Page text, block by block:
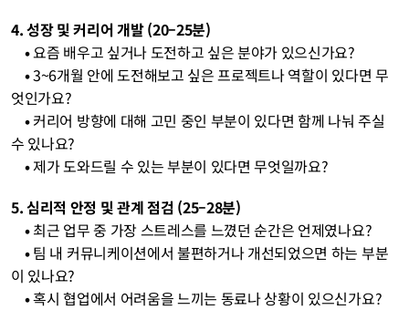
4. 성장 및 커리어 개발 (20–25분)
    •
요즘 배우고 싶거나 도전하고 싶은 분야가 있으신가요?
    •
3~6개월 안에 도전해보고 싶은 프로젝트나 역할이 있다면 무
엇인가요?
    •
커리어 방향에 대해 고민 중인 부분이 있다면 함께 나눠 주실
수 있나요?
    •
제가 도와드릴 수 있는 부분이 있다면 무엇일까요?
5. 심리적 안정 및 관계 점검 (25–28분)
    •
최근 업무 중 가장 스트레스를 느꼈던 순간은 언제였나요?
    •
팀 내 커뮤니케이션에서 불편하거나 개선되었으면 하는 부분
이 있나요?
    •
혹시 협업에서 어려움을 느끼는 동료나 상황이 있으신가요?